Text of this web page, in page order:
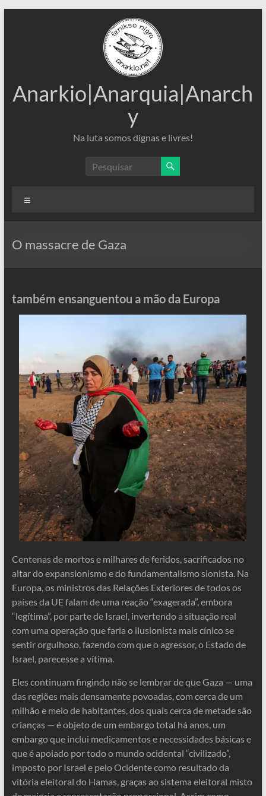
Anarkio|Anarquia|Anarch
y
Na luta somos dignas e livres!
O massacre de Gaza
também ensanguentou a mão da Europa
Centenas de mortos e milhares de feridos, sacrificados no
altar do expansionismo e do fundamentalismo sionista. Na
Europa, os ministros das Relações Exteriores de todos os
países da UE falam de uma reação “exagerada”, embora
“legítima”, por parte de Israel, invertendo a situação real
com uma operação que faria o ilusionista mais cínico se
sentir orgulhoso, fazendo com que o agressor, o Estado de
Israel, parecesse a vítima.
Eles continuam fingindo não se lembrar de que Gaza — uma
das regiões mais densamente povoadas, com cerca de um
milhão e meio de habitantes, dos quais cerca de metade são
crianças — é objeto de um embargo total há anos, um
embargo que inclui medicamentos e necessidades básicas e
que é apoiado por todo o mundo ocidental “civilizado”,
imposto por Israel e pelo Ocidente como resultado da
vitória eleitoral do Hamas, graças ao sistema eleitoral misto